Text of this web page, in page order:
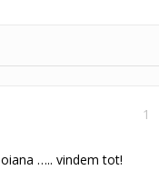
1
….. vindem tot!